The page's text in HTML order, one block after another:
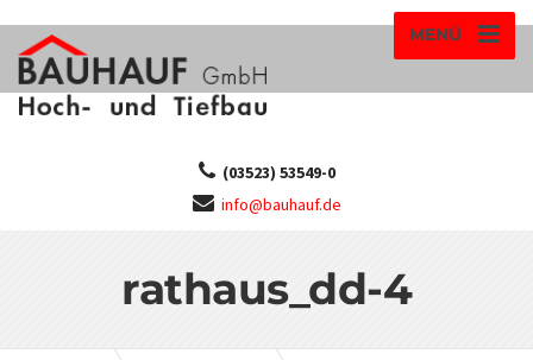
MENÜ
(03523) 53549-0
info@bauhauf.de
rathaus_dd-4